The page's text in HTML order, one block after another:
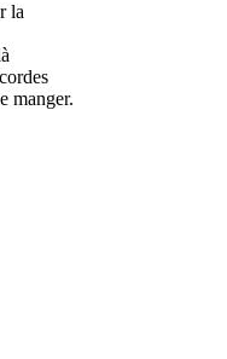
la
manger.